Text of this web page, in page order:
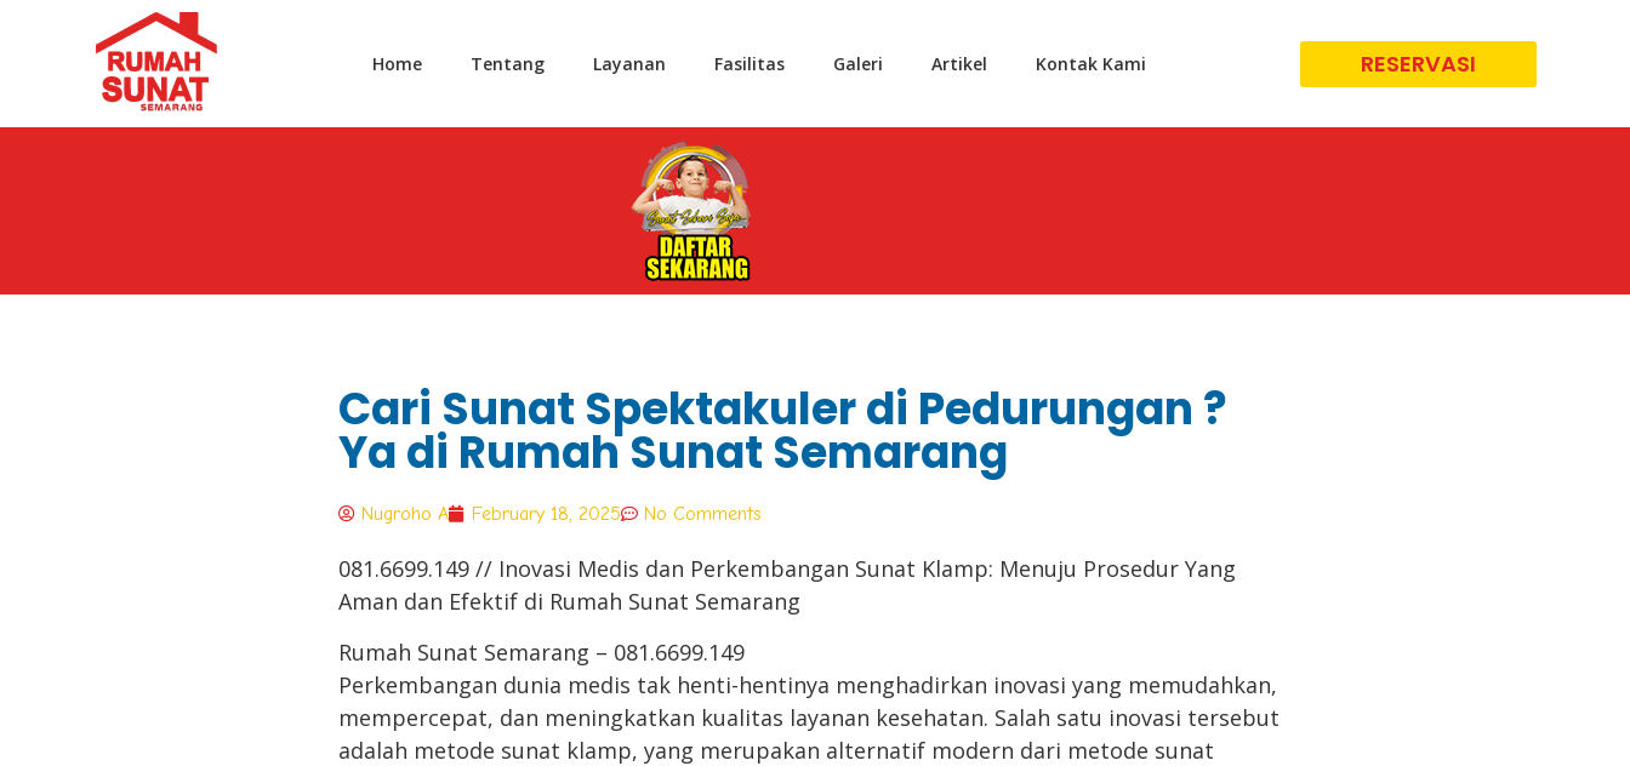
Home Tentang Layanan Fasilitas Galeri Artikel Kontak Kami RESERVASI
Cari Sunat Spektakuler di Pedurungan ?
Ya di Rumah Sunat Semarang
Nugroho A February 18, 2025 No Comments
081.6699.149 // Inovasi Medis dan Perkembangan Sunat Klamp: Menuju Prosedur Yang
Aman dan Efektif di Rumah Sunat Semarang
Rumah Sunat Semarang – 081.6699.149
Perkembangan dunia medis tak henti-hentinya menghadirkan inovasi yang memudahkan,
mempercepat, dan meningkatkan kualitas layanan kesehatan. Salah satu inovasi tersebut
adalah metode sunat klamp, yang merupakan alternatif modern dari metode sunat